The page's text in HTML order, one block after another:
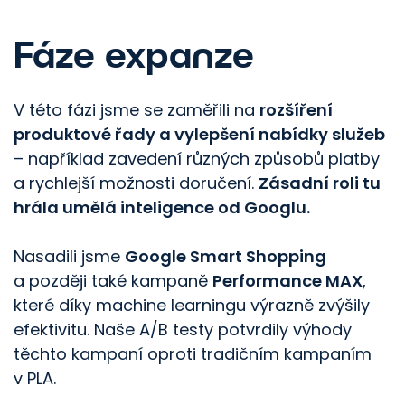
Fáze expanze
V této fázi jsme se zaměřili na rozšíření
produktové řady a vylepšení nabídky služeb
– například zavedení různých způsobů platby
a rychlejší možnosti doručení. Zásadní roli tu
hrála umělá inteligence od Googlu.
Nasadili jsme Google Smart Shopping
a později také kampaně Performance MAX,
které díky machine learningu výrazně zvýšily
efektivitu. Naše A/B testy potvrdily výhody
těchto kampaní oproti tradičním kampaním
v PLA.